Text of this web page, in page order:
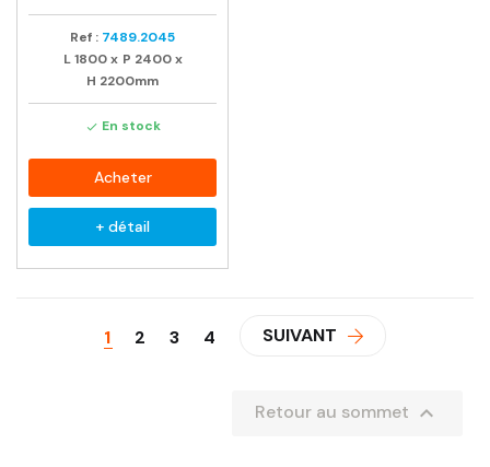
Ref : 7489.2045
L 1800 x P 2400 x
H 2200mm
 En stock
Acheter
+ détail
1 2 3 4 SUIVANT
Retour au sommet 